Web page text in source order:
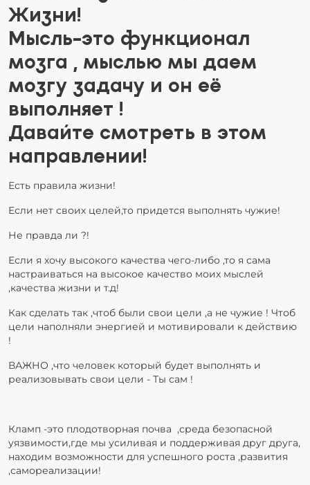
Жизни!
Мысль-это функционал
мозга , мыслью мы даем
мозгу задачу и он её
выполняет !
Давайте смотреть в этом
направлении!
Есть правила жизни!
Если нет своих целей,то придется выполнять чужие!
Не правда ли ?!
Если я хочу высокого качества чего-либо ,то я сама
настраиваться на высокое качество моих мыслей
,качества жизни и т.д!
Как сделать так ,чтоб были свои цели ,а не чужие ! Чтоб
цели наполняли энергией и мотивировали к действию
!
ВАЖНО ,что человек который будет выполнять и
реализовывать свои цели - Ты сам !
Кламп -это плодотворная почва ,среда безопасной
уязвимости,где мы усиливая и поддерживая друг друга,
находим возможности для успешного роста ,развития
,самореализации!